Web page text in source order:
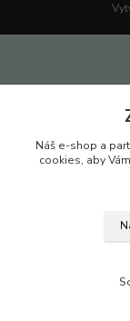
Náš e-shop a
cookies, aby